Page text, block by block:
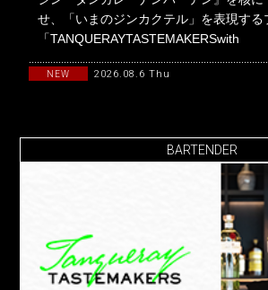
せ、「いまのジンカクテル」を表現する
「TANQUERAYTASTEMAKERSwith
NEW 2026.08.6 Thu
BARTENDER